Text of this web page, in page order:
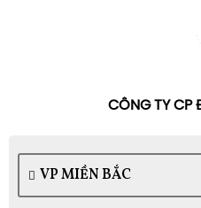
CÔNG TY CP
VP MIỀN BẮC